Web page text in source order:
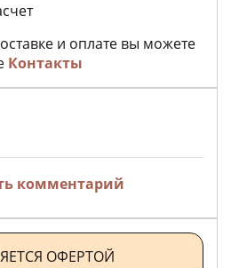
и оплате вы можете
Контакты
комментарий
ОФЕРТОЙ